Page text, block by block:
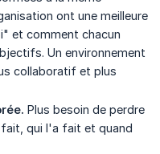
ont une meilleure
et comment chacun
Un environnement
collaboratif et plus
Plus besoin de perdre
qui l'a fait et quand